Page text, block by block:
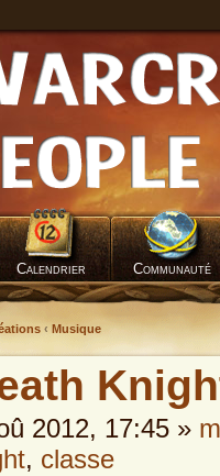
Calendrier Communauté
‹ Musique
2012, 17:45 »
, classe